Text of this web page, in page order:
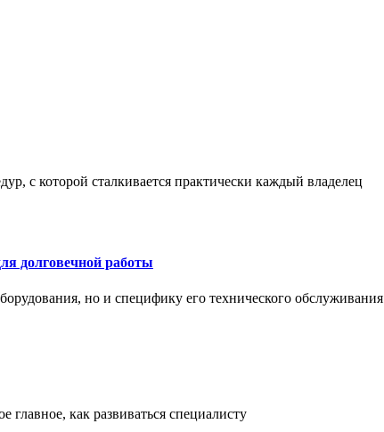
с которой сталкивается практически каждый владелец
долговечной работы
но и специфику его технического обслуживания
главное, как развиваться специалисту